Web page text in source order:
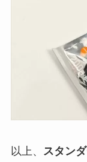
以上、 スタン